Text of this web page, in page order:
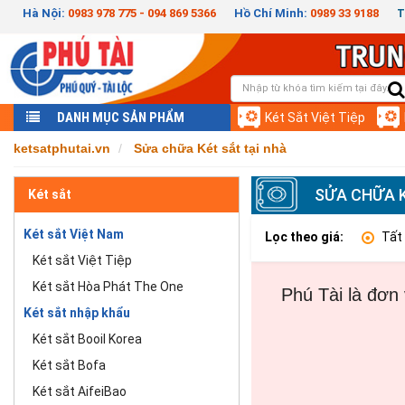
Hà Nội: 0983 978 775 - 094 869 5366 Hồ Chí Minh: 0989 33 9188
DANH MỤC SẢN PHẨM Két Sắt Việt Tiệp
ketsatphutai.vn Sửa chữa Két sắt tại nhà
Két sắt
Két sắt Việt Nam
Két sắt Việt Tiệp
Két sắt Hòa Phát The One
Két sắt nhập khẩu
Két sắt Booil Korea
Két sắt Bofa
Két sắt AifeiBao
SỬA CHỮA
Lọc theo giá: Tất
Phú Tài là